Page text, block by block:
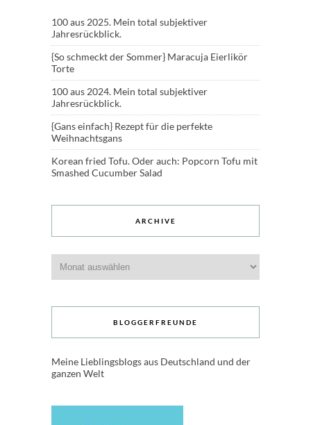
100 aus 2025. Mein total subjektiver
Jahresrückblick.
{So schmeckt der Sommer} Maracuja Eierlikör
Torte
100 aus 2024. Mein total subjektiver
Jahresrückblick.
{Gans einfach} Rezept für die perfekte
Weihnachtsgans
Korean fried Tofu. Oder auch: Popcorn Tofu mit
Smashed Cucumber Salad
ARCHIVE
BLOGGERFREUNDE
Meine Lieblingsblogs aus Deutschland und der
ganzen Welt